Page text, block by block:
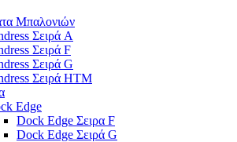
Μπαλονιών
Σειρά A
Σειρά F
Σειρά G
Σειρά HTM
Edge
Dock Edge Σειρα F
Dock Edge Σειρά G